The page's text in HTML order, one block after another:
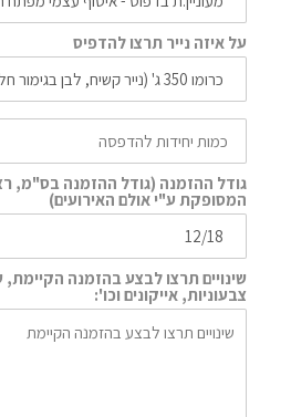
על איזה נייר תרצו להדפיס
גודל ההזמנה (גודל ההזמנה בס"מ,
המסופקת ע"י אולם האירועים)
שינויים תרצו לבצע בהזמנה הקיימת,
צבעוניות, אייקונים וכו':